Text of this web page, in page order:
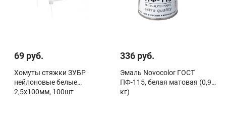
69 руб.
Хомуты стяжки ЗУБР
нейлоновые белые
2,5x100мм, 100шт
336 руб.
Эмаль Novocolor ГОСТ
ПФ-115, белая матовая (0,9
кг)